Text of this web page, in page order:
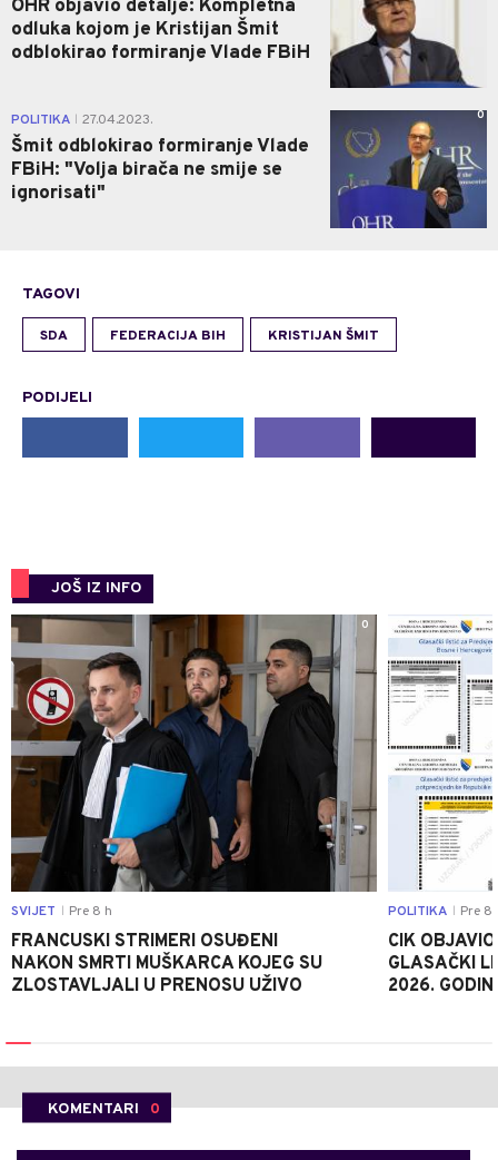
OHR objavio detalje: Kompletna
odluka kojom je Kristijan Šmit
odblokirao formiranje Vlade FBiH
POLITIKA 27.04.2023.
Šmit odblokirao formiranje Vlade
FBiH: "Volja birača ne smije se
ignorisati"
0
TAGOVI
SDA FEDERACIJA BIH KRISTIJAN ŠMIT
PODIJELI
JOŠ IZ INFO
0
SVIJET Pre 8 h
FRANCUSKI STRIMERI OSUĐENI
NAKON SMRTI MUŠKARCA KOJEG SU
ZLOSTAVLJALI U PRENOSU UŽIVO
POLITIKA Pre 8
CIK
GLASAČKI
2026.
KOMENTARI 0